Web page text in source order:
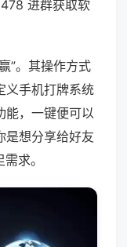
进群获取软
”。其操作方式
义手机打牌系统
能，一键便可以
是想分享给好友
求。